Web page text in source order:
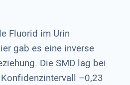
Fluorid im Urin
gab es eine inverse
Die SMD lag bei
–0,23